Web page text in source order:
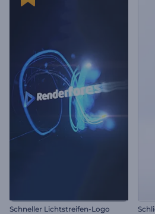
Schneller Lichtstreifen-Logo